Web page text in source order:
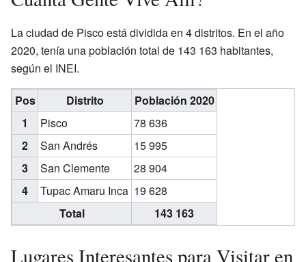
La ciudad de Pisco está dividida en 4 distritos. En el año
2020, tenía una población total de 143 163 habitantes,
según el INEI.
Pos Distrito
Población 2020
1
Pisco
78 636
2
San Andrés
15 995
3
San Clemente
28 904
4
Tupac Amaru Inca 19 628
Total
143 163
Lugares Interesantes para Visitar en